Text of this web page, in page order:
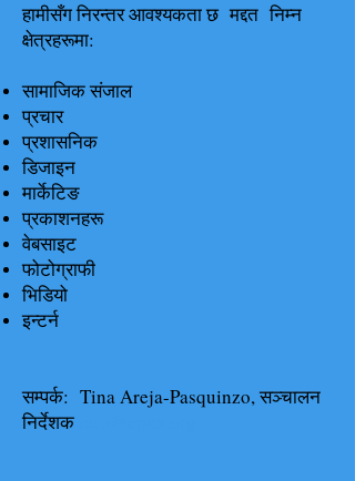
हामीसँग निरन्तर आवश्यकता छ मद्दत निम्न
क्षेत्रहरूमा:
सामाजिक संजाल
प्रचार
प्रशासनिक
डिजाइन
मार्केटिङ
प्रकाशनहरू
वेबसाइट
फोटोग्राफी
भिडियो
इन्टर्न
सम्पर्क: Tina Areja-Pasquinzo, सञ्चालन
निर्देशक